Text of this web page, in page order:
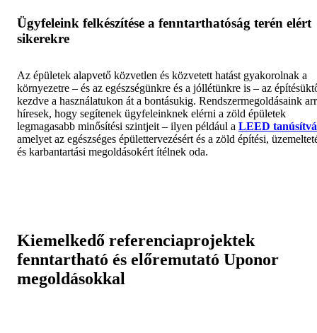
Ügyfeleink felkészítése a fenntarthatóság terén elért
sikerekre
Az épületek alapvető közvetlen és közvetett hatást gyakorolnak a
környezetre – és az egészségünkre és a jóllétünkre is – az
kezdve a használatukon át a bontásukig. Rendszermegoldásaink
híresek, hogy segítenek ügyfeleinknek elérni a zöld épületek
legmagasabb minősítési szintjeit – ilyen például a LEED
amelyet az egészséges épülettervezésért és a zöld építési,
és karbantartási megoldásokért ítélnek oda.
Kiemelkedő referenciaprojektek
fenntartható és előremutató Uponor
megoldásokkal